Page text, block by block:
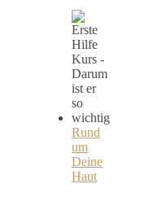
Rund
um
Deine
Haut